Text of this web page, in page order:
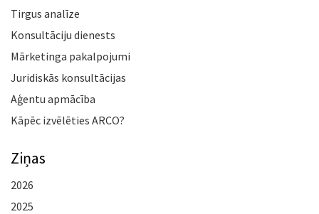
Tirgus analīze
Konsultāciju dienests
Mārketinga pakalpojumi
Juridiskās konsultācijas
Aģentu apmācība
Kāpēc izvēlēties ARCO?
Ziņas
2026
2025